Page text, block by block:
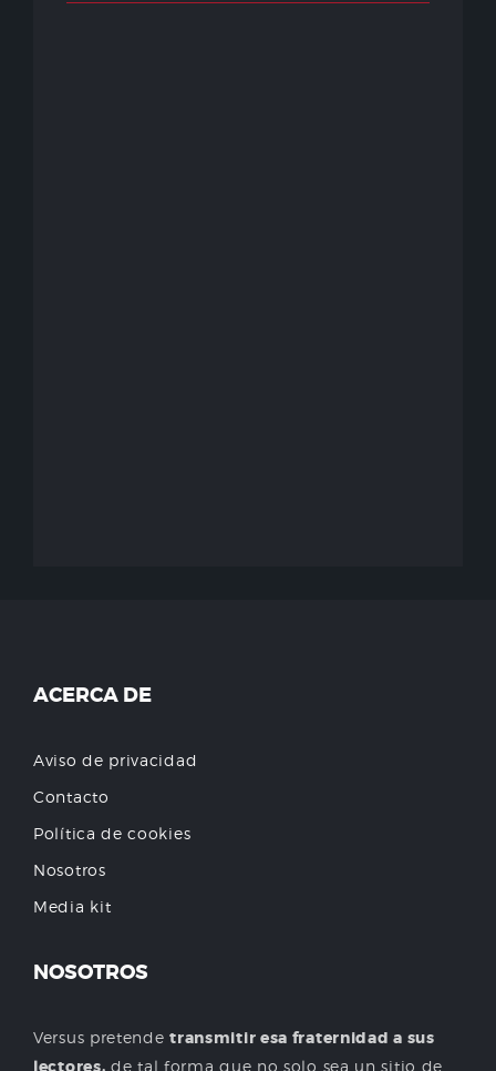
ACERCA DE
Aviso de privacidad
Contacto
Política de cookies
Nosotros
Media kit
NOSOTROS
Versus pretendetransmitir esa fraternidad a sus
lectores, de tal forma que no solo sea un sitio de